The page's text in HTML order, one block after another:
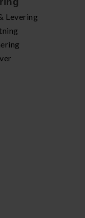
Levering